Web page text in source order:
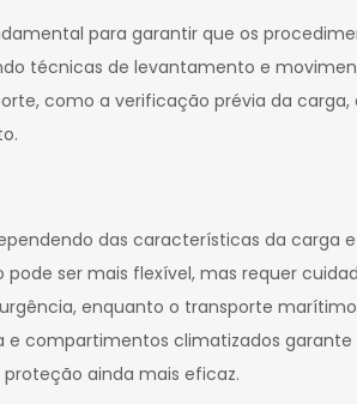
para garantir que os
técnicas de levantamento e
como a verificação prévia da carga,
das características da carga
ser mais flexível, mas requer
enquanto o transporte
e compartimentos climatizados
ainda mais eficaz.